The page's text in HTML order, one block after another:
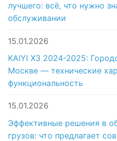
лучшего: всё, что нужно
обслуживании
15.01.2026
KAIYI X3 2024-2025:
Москве — технические
функциональность
15.01.2026
Эффективные решения в
грузов: что предлагает